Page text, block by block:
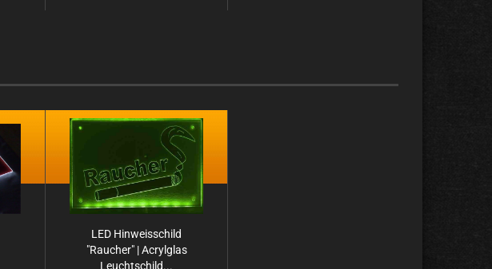
LED Hin­weis­schild
"Rau­cher" | Acryl­glas
Leucht­schild...